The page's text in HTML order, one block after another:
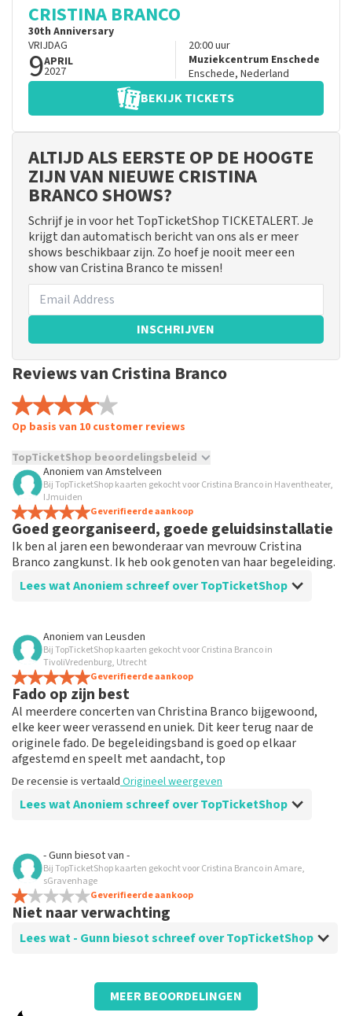
CRISTINA BRANCO
30th Anniversary
VRIJDAG
9APRIL
2027
20:00uur
Muziekcentrum Enschede
Enschede, Nederland
BEKIJK TICKETS
ALTIJD ALS EERSTE OP DE HOOGTE
ZIJN VAN NIEUWE CRISTINA
BRANCO SHOWS?
Schrijf je in voor het TopTicketShop TICKETALERT. Je
krijgt dan automatisch bericht van ons als er meer
shows beschikbaar zijn. Zo hoef je nooit meer een
show van Cristina Branco te missen!
INSCHRIJVEN
Reviews van Cristina Branco
Op basis van 10 customer reviews
TopTicketShop beoordelingsbeleid
TopTicketShop verzamelt reviews van echte klanten. Het is
niet mogelijk om een review achter te laten als je geen
tickets hebt aangeschaft bij TopTicketShop. Reviews met
grof taalgebruik en/of onwaarheden worden niet geplaatst.
Het kan enkele weken duren voordat een review wordt
geplaatst.
Anoniem van Amstelveen
Bij TopTicketShop kaarten gekocht voor Cristina Branco in Haventheater,
IJmuiden
Geverifieerde aankoop
Goed georganiseerd, goede geluidsinstallatie
Ik ben al jaren een bewonderaar van mevrouw Cristina
Branco zangkunst. Ik heb ook genoten van haar begeleiding.
Lees wat Anoniem schreef over TopTicketShop
Beoordeling van Anoniem over
Prima, goed verzorgd
Na dit evenement, zal ik zeker vaker gebruik maken van
TopTicketshop voor andere evenementen.
Anoniem van Leusden
Bij TopTicketShop kaarten gekocht voor Cristina Branco in
TivoliVredenburg, Utrecht
Geverifieerde aankoop
Fado op zijn best
Al meerdere concerten van Christina Branco bijgewoond,
elke keer weer verassend en uniek. Dit keer terug naar de
originele fado. De begeleidingsband is goed op elkaar
afgestemd en speelt met aandacht, top
De recensie is vertaald Origineel weergeven
Lees wat Anoniem schreef over TopTicketShop
Beoordeling van Anoniem over
Een verrassende kennismaking
Nog niet eerder hier tickets besteld, waren te laat met
tickets kopen voor een concert waar we graag naar toe
topticketshop terecht. Tickets kwamen direct na
De recensie is vertaaldOrigineel weergeven
- Gunn biesotvan -
Bij TopTicketShop kaarten gekocht voor Cristina Branco in Amare,
sGravenhage
Geverifieerde aankoop
Niet naar verwachting
Lees wat - Gunn biesot schreef over TopTicketShop
Beoordeling van - Gunn biesot overTopTicketShop
MEER BEOORDELINGEN